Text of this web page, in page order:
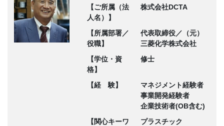
【ご所属（法
人名）】
株式会社DCTA
【所属部署／
役職】
代表取締役／（元）
三菱化学株式会社
【学位・資
格】
修士
【経 験】
マネジメント経験者
事業開発経験者
企業技術者(OB含む)
【関心キーワ
プラスチック